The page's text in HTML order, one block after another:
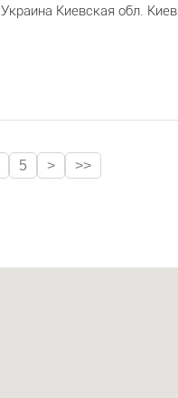
Украина Киевская обл. Киев
5 > >>